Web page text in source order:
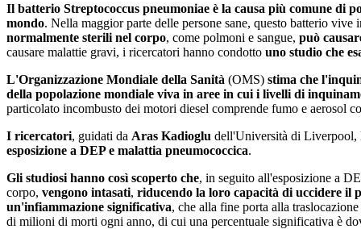
Il batterio Streptococcus pneumoniae è la causa più comune di
mondo. Nella maggior parte delle persone sane, questo batterio
normalmente sterili nel corpo, come polmoni e sangue, può
causare malattie gravi, i ricercatori hanno condotto uno studio che
L'Organizzazione Mondiale della Sanità (OMS) stima che
della popolazione mondiale viva in aree in cui i livelli di
particolato incombusto dei motori diesel comprende fumo e aerosol
I ricercatori, guidati da Aras Kadioglu dell'Università di Liverpool,
esposizione a DEP e malattia pneumococcica.
Gli studiosi hanno così scoperto che, in seguito all'esposizione a
corpo, vengono intasati, riducendo la loro capacità di uccidere il
un'infiammazione significativa, che alla fine porta alla
di milioni di morti ogni anno, di cui una percentuale significativa è